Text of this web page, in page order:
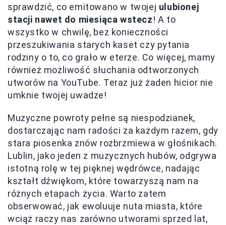
sprawdzić, co emitowano w twojej ulubionej
stacji nawet do miesiąca wstecz! A to
wszystko w chwilę, bez konieczności
przeszukiwania starych kaset czy pytania
rodziny o to, co grało w eterze. Co więcej, mamy
również możliwość słuchania odtworzonych
utworów na YouTube. Teraz już żaden hicior nie
umknie twojej uwadze!
Muzyczne powroty pełne są niespodzianek,
dostarczając nam radości za każdym razem, gdy
stara piosenka znów rozbrzmiewa w głośnikach.
Lublin, jako jeden z muzycznych hubów, odgrywa
istotną rolę w tej pięknej wędrówce, nadając
kształt dźwiękom, które towarzyszą nam na
różnych etapach życia. Warto zatem
obserwować, jak ewoluuje nuta miasta, które
wciąż raczy nas zarówno utworami sprzed lat,